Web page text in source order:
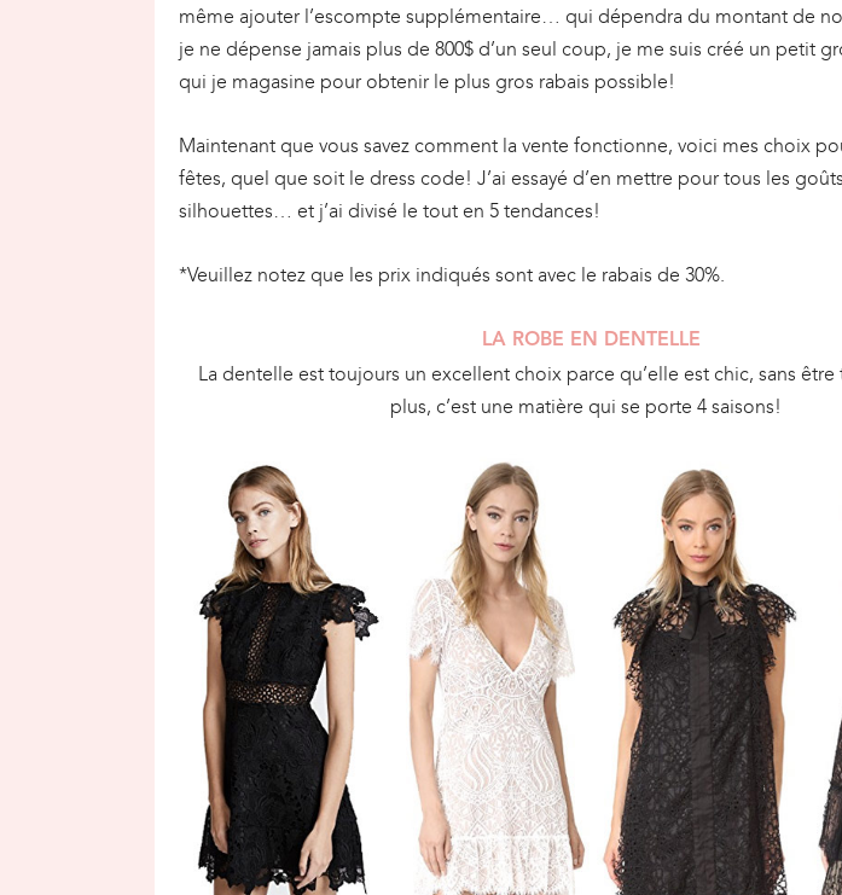
même ajouter l’escompte supplémentaire… qui dépendra du montant de
je ne dépense jamais plus de 800$ d’un seul coup, je me suis créé un petit
qui je magasine pour obtenir le plus gros rabais possible!
Maintenant que vous savez comment la vente fonctionne, voici mes choix
fêtes, quel que soit le dress code! J’ai essayé d’en mettre pour tous les
silhouettes… et j’ai divisé le tout en 5 tendances!
*Veuillez notez que les prix indiqués sont avec le rabais de 30%.
LA ROBE EN DENTELLE
La dentelle est toujours un excellent choix parce qu’elle est chic, sans
plus, c’est une matière qui se porte 4 saisons!